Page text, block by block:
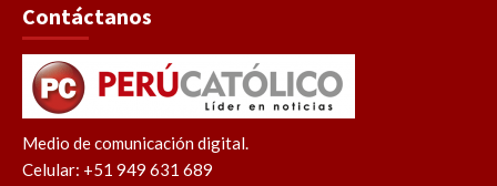
Contáctanos
Medio de comunicación digital.
Celular: +51 949 631 689